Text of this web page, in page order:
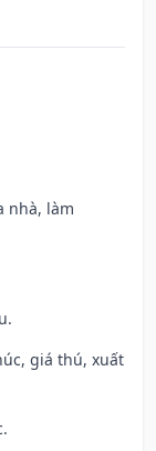
nhà, làm
giá thú, xuất